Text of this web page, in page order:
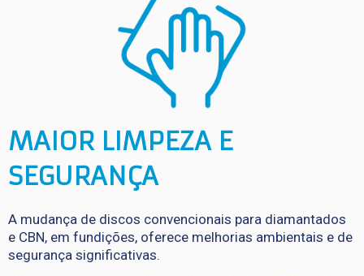
MAIOR LIMPEZA E
SEGURANÇA
A mudança de discos convencionais para diamantados
e CBN, em fundições, oferece melhorias ambientais e de
segurança significativas.